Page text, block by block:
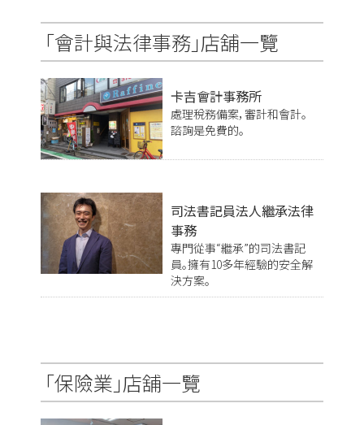
「會計與法律事務」店舖一覽
卡吉會計事務所
處理稅務備案，審計和會計。
諮詢是免費的。
司法書記員法人繼承法律
事務
專門從事“繼承”的司法書記
員。擁有10多年經驗的安全解
決方案。
「保險業」店舖一覽